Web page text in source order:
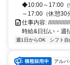
◆10:00～17:00
～17:00（休憩30
仕事内容:
時給&日払い・週
週1日からOK シフト自
アルバ